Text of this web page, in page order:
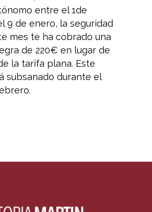
entre el 1de
9 de enero, la seguridad
mes te ha cobrado una
de 220€ en lugar de
la tarifa plana. Este
subsanado durante el